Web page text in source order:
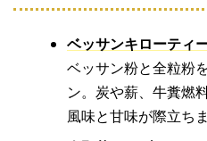
ベッサンキローティ
ベッサン粉と全粒粉
ン。炭や薪、牛糞燃
風味と甘味が際立ちま